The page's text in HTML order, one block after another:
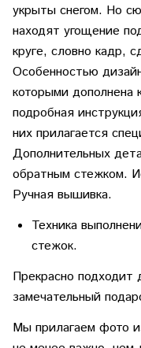
укрыты снегом. Но
находят угощение
круге, словно кадр,
Особенностью
которыми дополнена
подробная
них прилагается
Дополнительных
обратным стежком.
Ручная вышивка.
Техника
стежок.
Прекрасно
замечательный
Мы прилагаем фото